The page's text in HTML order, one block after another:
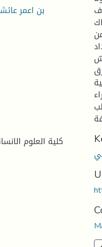
بن اعمر
كلية العلوم